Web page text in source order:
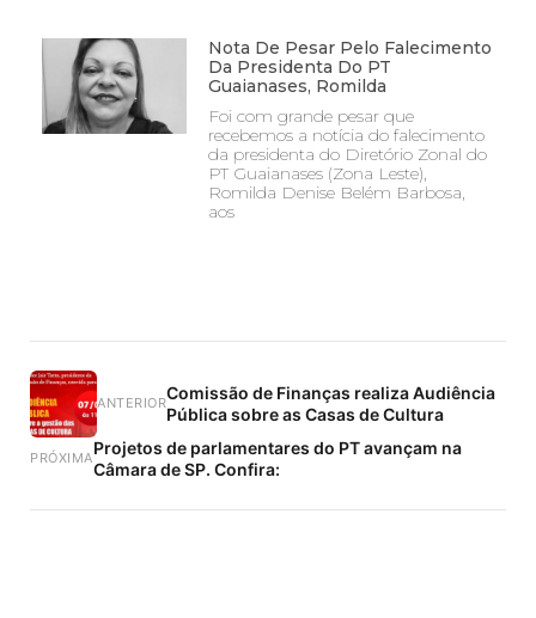
Nota De Pesar Pelo Falecimento
Da Presidenta Do PT
Guaianases, Romilda
Foi com grande pesar que
recebemos a notícia do falecimento
da presidenta do Diretório Zonal do
PT Guaianases (Zona Leste),
Romilda Denise Belém Barbosa,
aos
ANTERIORComissão de Finanças realiza Audiência
Pública sobre as Casas de Cultura
PRÓXIMAProjetos de parlamentares do PT avançam na
Câmara de SP. Confira: